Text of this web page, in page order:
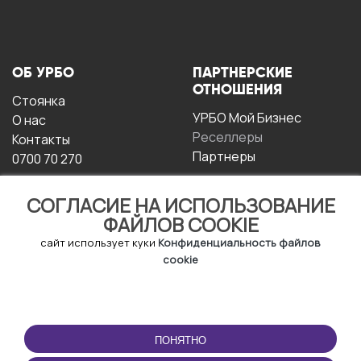
СОГЛАСИЕ НА ИСПОЛЬЗОВАНИЕ
ФАЙЛОВ COOKIE
сайт использует куки Конфиденциальность файлов
cookie
ПОНЯТНО
ОБ УРБО
Стоянка
О нас
Контакты
0700 70 270
ПАРТНЕРСКИЕ
ОТНОШЕНИЯ
УРБО Мой Бизнес
Реселлеры
Партнеры
ЭКСПЛУАТАЦИИ
Условия и положения
ПРИЛОЖЕНИЕ